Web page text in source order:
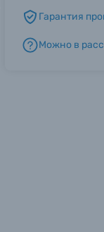
Гарантия
Можно в